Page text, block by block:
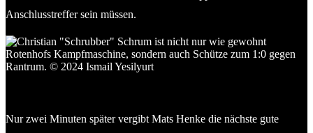
Anschlusstreffer sein müssen.
Nur zwei Minuten später vergibt Mats Henke die nächste gute